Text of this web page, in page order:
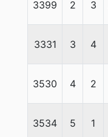
3399 2 3
3331 3 4
3530 4 2
3534 5 1